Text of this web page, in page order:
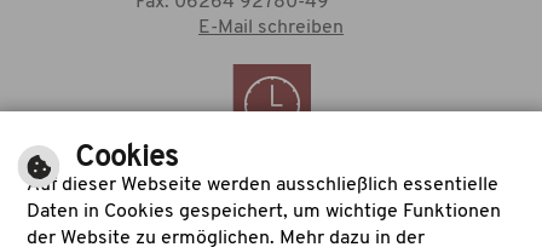
E-Mail schreiben
Zu den Öffnungszeiten
des Rathauses
Cookies
Auf dieser Webseite werden ausschließlich essentielle
Daten in Cookies gespeichert, um wichtige Funktionen
der Website zu ermöglichen. Mehr dazu in der